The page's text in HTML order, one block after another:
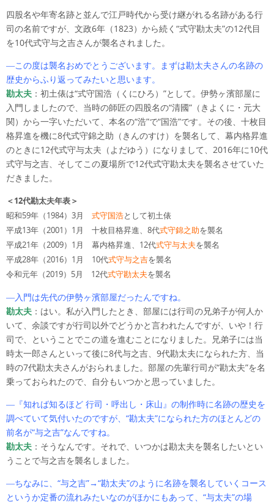
四股名や年寄名跡と並んで江戸時代から受け継がれる名跡がある行
司の名前ですが、文政6年（1823）から続く“式守勘太夫”の12代目
を10代式守与之吉さんが襲名されました。
―この度は襲名おめでとうございます。まずは勘太夫さんの名跡の
歴史からふり返ってみたいと思います。
勘太夫 ：初土俵は“式守国浩（くにひろ）”として。伊勢ヶ濱部屋に
入門しましたので、当時の師匠の四股名の“清國”（きよくに・元大
関）から一字いただいて、本名の“浩”で“国浩”です。その後、十枚目
格昇進を機に8代式守錦之助（きんのすけ）を襲名して、幕内格昇進
のときに12代式守与太夫（よだゆう）になりまして、2016年に10代
式守与之吉、そしてこの夏場所で12代式守勘太夫を襲名させていた
だきました。
＜12代勘太夫年表＞
昭和59年（1984）3月 式守国浩として初土俵
平成13年（2001）1月 十枚目格昇進、8代式守錦之助を襲名
平成21年（2009）1月 幕内格昇進、12代式守与太夫を襲名
平成28年（2016）1月 10代式守与之吉を襲名
令和元年（2019）5月 12代式守勘太夫を襲名
―入門は先代の伊勢ヶ濱部屋だったんですね。
勘太夫 ：はい。私が入門したとき、部屋には行司の兄弟子が何人か
いて、余談ですが行司以外でどうかと言われたんですが、いや！行
司で、ということでこの道を進むことになりました。兄弟子には当
時太一郎さんといって後に8代与之吉、9代勘太夫になられた方、当
時の7代勘太夫さんがおられました。部屋の先輩行司が“勘太夫”を名
乗っておられたので、自分もいつかと思っていました。
―『知れば知るほど 行司・呼出し・床山』の制作時に名跡の歴史を
調べていて気付いたのですが、“勘太夫”になられた方のほとんどの
前名が“与之吉”なんですね。
勘太夫 ：そうなんです。それで、いつかは勘太夫を襲名したいとい
うことで与之吉を襲名しました。
―ちなみに、“与之吉”→“勘太夫”のように名跡を襲名していくコース
というか定番の流れみたいなのがほかにもあって、“与太夫”の場